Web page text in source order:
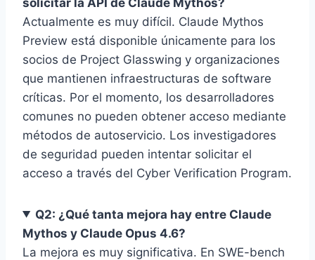
Actualmente es muy difícil. Claude Mythos
Preview está disponible únicamente para los
socios de Project Glasswing y organizaciones
que mantienen infraestructuras de software
críticas. Por el momento, los desarrolladores
comunes no pueden obtener acceso mediante
métodos de autoservicio. Los investigadores
de seguridad pueden intentar solicitar el
acceso a través del Cyber Verification Program.
Q2: ¿Qué tanta mejora hay entre Claude
Mythos y Claude Opus 4.6?
La mejora es muy significativa. En SWE-bench